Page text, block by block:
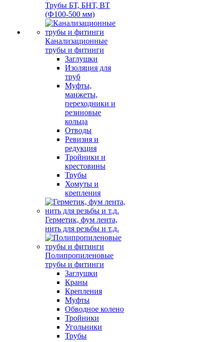
Трубы БТ, БНТ, ВТ
(Ф100-500 мм)
Канализационные
трубы и фитинги
Заглушки
Изоляция для
труб
Муфты,
манжеты,
переходники и
резиновые
кольца
Отводы
Ревизия и
редукция
Тройники и
крестовины
Трубы
Хомуты и
крепления
Герметик, фум лента,
нить для резьбы и т.д.
Полипропиленовые
трубы и фитинги
Заглушки
Краны
Крепления
Муфты
Обводное колено
Тройники
Угольники
Трубы